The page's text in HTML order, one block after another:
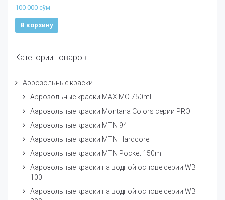
100 000 сўм
В корзину
Категории товаров
Аэрозольные краски
Аэрозольные краски MAXIMO 750ml
Аэрозольные краски Montana Colors серии PRO
Аэрозольные краски MTN 94
Аэрозольные краски MTN Hardcore
Аэрозольные краски MTN Pocket 150ml
Аэрозольные краски на водной основе серии WB
100
Аэрозольные краски на водной основе серии WB